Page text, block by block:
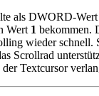
als DWORD-Wert
Wert 1 bekommen.
wieder schnell.
Scrollrad
Textcursor